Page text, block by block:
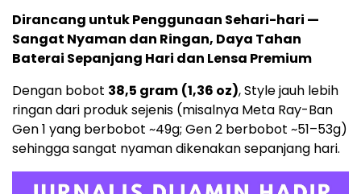
Dirancang untuk Penggunaan Sehari-hari —
Sangat Nyaman dan Ringan, Daya Tahan
Baterai Sepanjang Hari dan Lensa Premium
Dengan bobot 38,5 gram (1,36 oz), Style jauh lebih
ringan dari produk sejenis (misalnya Meta Ray-Ban
Gen 1 yang berbobot ~49g; Gen 2 berbobot ~51–53g)
sehingga sangat nyaman dikenakan sepanjang hari.